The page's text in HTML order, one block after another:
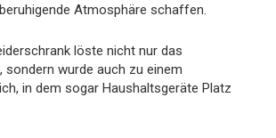
Atmosphäre schaffen.
löste nicht nur das
sondern wurde auch zu einem
in dem sogar Haushaltsgeräte Platz